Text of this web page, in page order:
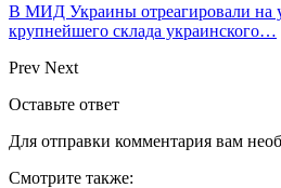
В МИД Украины отреагировали на
крупнейшего склада украинского…
Prev Next
Оставьте ответ
Для отправки комментария вам
Смотрите также: